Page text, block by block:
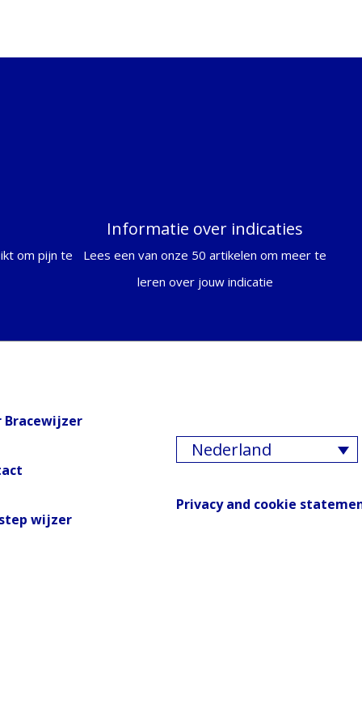
om pijn te
Informatie over indicaties
Lees een van onze 50 artikelen om meer te
leren over jouw indicatie
Bracewijzer
wijzer
Nederland
Privacy and cookie